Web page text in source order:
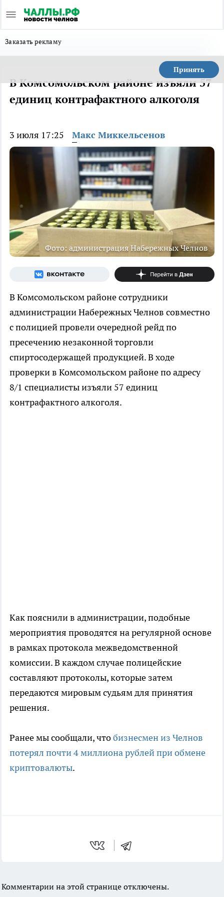
Заказать рекламу
Принять
В Комсомольском районе изъяли 57
единиц контрафактного алкоголя
3 июля 17:25 Макс Миккельсенов
Фото: администрация Набережных Челнов
В Комсомольском районе сотрудники
администрации Набережных Челнов совместно
с полицией провели очередной рейд по
пресечению незаконной торговли
спиртосодержащей продукцией. В ходе
проверки в Комсомольском районе по адресу
8/1 специалисты изъяли 57 единиц
контрафактного алкоголя.
Как пояснили в администрации, подобные
мероприятия проводятся на регулярной основе
в рамках протокола межведомственной
комиссии. В каждом случае полицейские
составляют протоколы, которые затем
передаются мировым судьям для принятия
решения.
Ранее мы сообщали, чтобизнесмен из Челнов
потерял почти 4 миллиона рублей при обмене
криптовалюты.
Комментарии на этой странице отключены.